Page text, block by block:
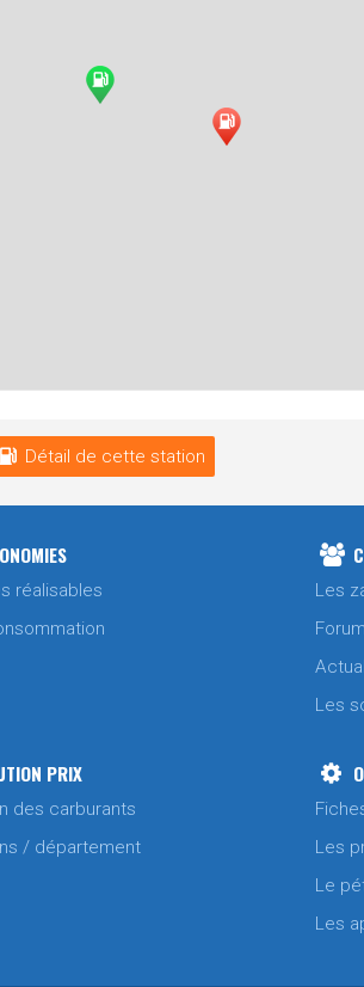
Détail de cette station
réalisables
Les
Les
PRIX
des carburants
/ département
Les
Le
Les